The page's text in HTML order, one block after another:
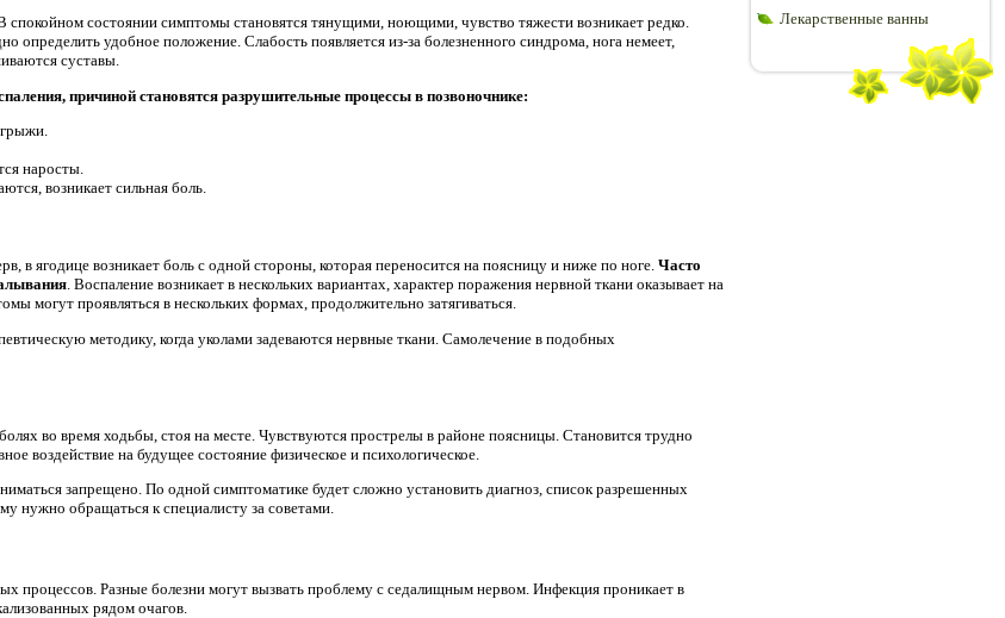
состоянии симптомы становятся тянущими, ноющими, чувство тяжести возникает редко.
определить удобное положение. Слабость появляется из-за болезненного синдрома, нога немеет,
суставы.
причиной становятся разрушительные процессы в позвоночнике:
наросты.
возникает сильная боль.
в ягодице возникает боль с одной стороны, которая переносится на поясницу и ниже по ноге. Часто
. Воспаление возникает в нескольких вариантах, характер поражения нервной ткани оказывает на
могут проявляться в нескольких формах, продолжительно затягиваться.
методику, когда уколами задеваются нервные ткани. Самолечение в подобных
во время ходьбы, стоя на месте. Чувствуются прострелы в районе поясницы. Становится трудно
воздействие на будущее состояние физическое и психологическое.
запрещено. По одной симптоматике будет сложно установить диагноз, список разрешенных
нужно обращаться к специалисту за советами.
процессов. Разные болезни могут вызвать проблему с седалищным нервом. Инфекция проникает в
рядом очагов.
Лекарственные ванны